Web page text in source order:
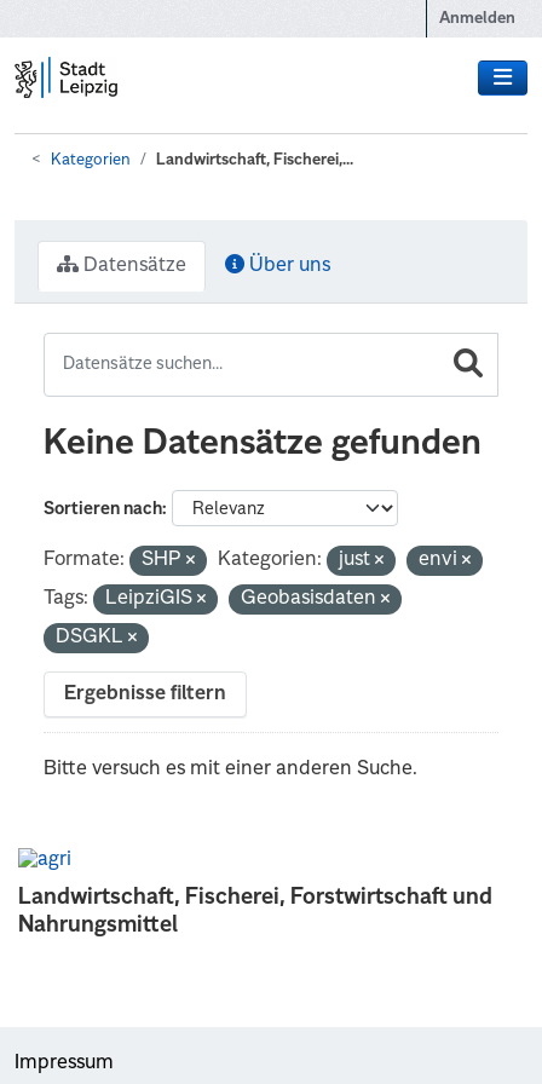
Anmelden
Kategorien Landwirtschaft, Fischerei,...
Landwirtschaft, Fischerei, Forstwirtschaft und
Nahrungsmittel
Datensätze Über uns
Keine Datensätze gefunden
Sortieren nach
Formate: SHP Kategorien: just
envi
Tags:
LeipziGIS
Geobasisdaten
DSGKL
Ergebnisse filtern
Bitte versuch es mit einer anderen Suche.
Impressum